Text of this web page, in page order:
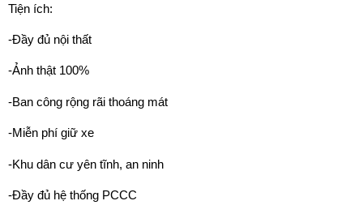
Tiện ích:
-Đầy đủ nội thất
-Ảnh thật 100%
-Ban công rộng rãi thoáng mát
-Miễn phí giữ xe
-Khu dân cư yên tĩnh, an ninh
-Đầy đủ hệ thống PCCC